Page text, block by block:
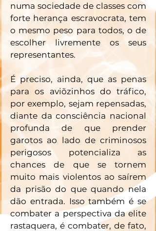
numa sociedade de classes com
forte herança escravocrata, tem
o mesmo peso para todos, o de
escolher livremente os seus
representantes.
É preciso, ainda, que as penas
para os aviõzinhos do tráfico,
por exemplo, sejam repensadas,
diante da consciência nacional
profunda de que prender
garotos ao lado de criminosos
perigosos potencializa as
chances de que se tornem
muito mais violentos ao saírem
da prisão do que quando nela
dão entrada. Isso também é se
combater a perspectiva da elite
rastaquera, é combater, de fato,